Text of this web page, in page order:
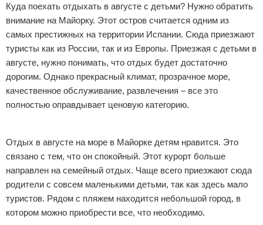
Куда поехать отдыхать в августе с детьми? Нужно обратить
внимание на Майорку. Этот остров считается одним из
самых престижных на территории Испании. Сюда приезжают
туристы как из России, так и из Европы. Приезжая с детьми в
августе, нужно понимать, что отдых будет достаточно
дорогим. Однако прекрасный климат, прозрачное море,
качественное обслуживание, развлечения – все это
полностью оправдывает ценовую категорию.
Отдых в августе на море в Майорке детям нравится. Это
связано с тем, что он спокойный. Этот курорт больше
направлен на семейный отдых. Чаще всего приезжают сюда
родители с совсем маленькими детьми, так как здесь мало
туристов. Рядом с пляжем находится небольшой город, в
котором можно приобрести все, что необходимо.